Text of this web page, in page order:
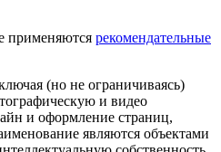
применяются рекомендательные
(но не ограничиваясь)
и видео
и оформление страниц,
являются объектами